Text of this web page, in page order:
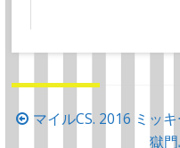
投 マイルCS. 2016 ミッ
獄